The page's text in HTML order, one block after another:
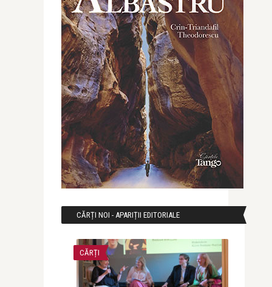
CĂRȚI NOI - APARIȚII EDITORIALE
CĂRȚI